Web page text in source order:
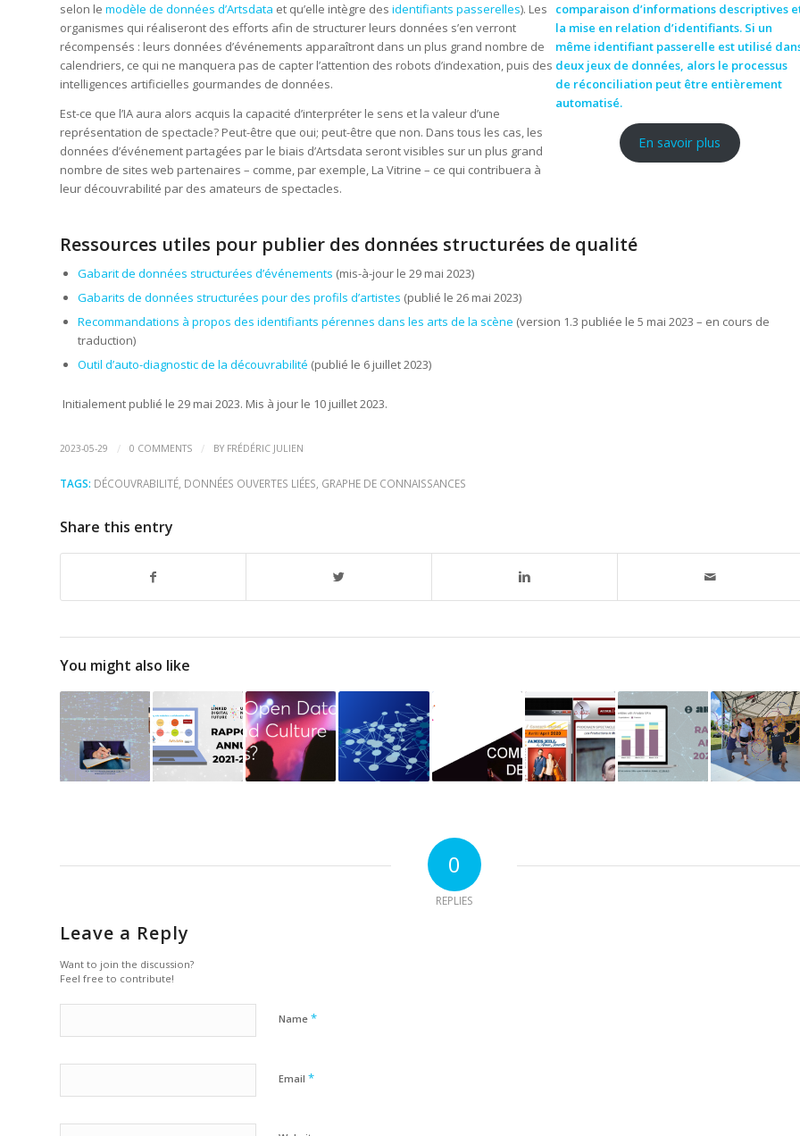
selon le modèle de données d’Artsdata et qu’elle intègre des identifiants passerelles). Les
organismes qui réaliseront des efforts afin de structurer leurs données s’en verront
récompensés : leurs données d’événements apparaîtront dans un plus grand nombre de
calendriers, ce qui ne manquera pas de capter l’attention des robots d’indexation, puis des
intelligences artificielles gourmandes de données.
Est-ce que l’IA aura alors acquis la capacité d’interpréter le sens et la valeur d’une
représentation de spectacle? Peut-être que oui; peut-être que non. Dans tous les cas, les
données d’événement partagées par le biais d’Artsdata seront visibles sur un plus grand
nombre de sites web partenaires – comme, par exemple, La Vitrine – ce qui contribuera à
leur découvrabilité par des amateurs de spectacles.
comparaison d’informations descriptives
la mise en relation d’identifiants. Si un
même identifiant passerelle est utilisé
deux jeux de données, alors le processus
de réconciliation peut être entièrement
automatisé.
En savoir plus
Ressources utiles pour publier des données structurées de qualité
Gabarit de données structurées d’événements (mis-à-jour le 29 mai 2023)
Gabarits de données structurées pour des profils d’artistes (publié le 26 mai 2023)
Recommandations à propos des identifiants pérennes dans les arts de la scène (version 1.3 publiée le 5 mai 2023 – en cours de
traduction)
Outil d’auto-diagnostic de la découvrabilité (publié le 6 juillet 2023)
Initialement publié le 29 mai 2023. Mis à jour le 10 juillet 2023.
2023-05-29 / 0 COMMENTS / BY FRÉDÉRIC JULIEN
TAGS: DÉCOUVRABILITÉ DONNÉES OUVERTES LIÉES GRAPHE DE CONNAISSANCES
Share this entry
You might also like
0
REPLIES
Leave a Reply
Want to join the discussion?
Feel free to contribute!
Name *
Email *